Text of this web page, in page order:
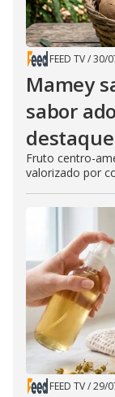
FEED TV/30/
Mamey
sabor
Fruto centro-
valorizado por
FEED TV/29/